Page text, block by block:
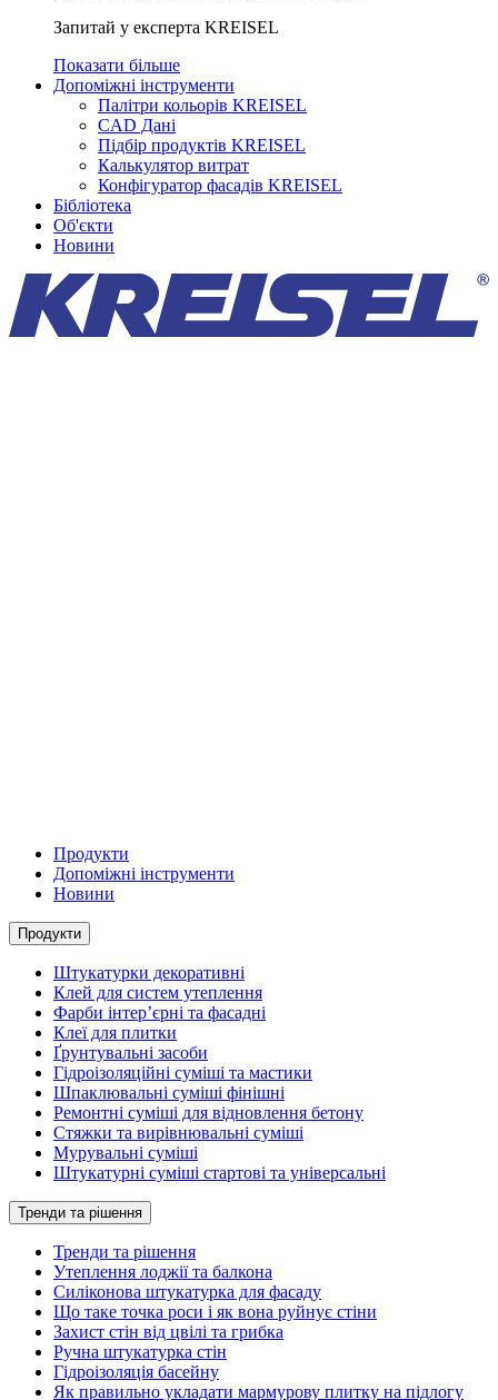
Запитай у експерта KREISEL
Показати більше
Допоміжні інструменти
Палітри кольорів KREISEL
CAD Дані
Підбір продуктів KREISEL
Калькулятор витрат
Конфігуратор фасадів KREISEL
Бібліотека
Об'єкти
Новини
Продукти
Допоміжні інструменти
Новини
Продукти
Штукатурки декоративні
Клей для систем утеплення
Фарби інтер’єрні та фасадні
Клеї для плитки
Ґрунтувальні засоби
Гідроізоляційні суміші та мастики
Шпаклювальні суміші фінішні
Ремонтні суміші для відновлення бетону
Стяжки та вирівнювальні суміші
Мурувальні суміші
Штукатурні суміші стартові та універсальні
Тренди та рішення
Тренди та рішення
Утеплення лоджії та балкона
Силіконова штукатурка для фасаду
Що таке точка роси і як вона руйнує стіни
Захист стін від цвілі та грибка
Ручна штукатурка стін
Гідроізоляція басейну
Як правильно укладати мармурову плитку на підлогу